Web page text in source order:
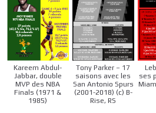
Kareem Abdul-
Jabbar, double
MVP des NBA
Finals (1971 &
1985)
Tony Parker – 17
saisons avec les
San Antonio Spurs
(2001-2018) (c) B-
Rise, RS
ses